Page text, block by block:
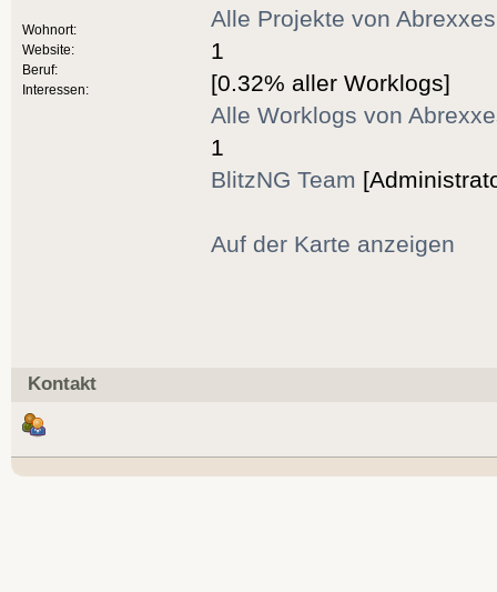
Wohnort:
Website:
Beruf:
Interessen:
Alle Projekte von
1
[0.32% aller Worklogs]
Alle Worklogs von
1
BlitzNG Team
Auf der Karte anzeigen
Kontakt